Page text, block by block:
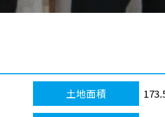
土地面積